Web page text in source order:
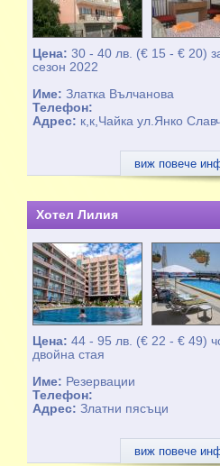
Цена:30 - 40 лв. (€ 15 - € 20)
сезон 2022
Име:Златка Вълчанова
Телефон:
Адрес: к,к,Чайка ул.Янко
виж повече
Хотел Лилия
Цена:44 - 95 лв. (€ 22 - € 49)
двойна стая
Име: Резервации
Телефон:
Адрес:Златни пясъци
виж повече